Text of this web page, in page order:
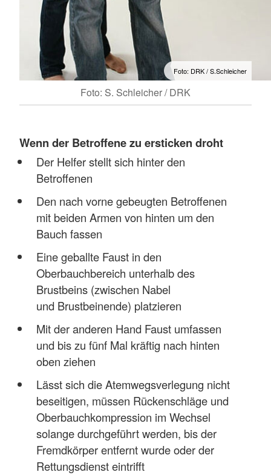
Foto: DRK / S.Schleicher
Foto: S. Schleicher / DRK
Wenn der Betroffene zu ersticken droht
Der Helfer stellt sich hinter den
Betroffenen
Den nach vorne gebeugten Betroffenen
mit beiden Armen von hinten um den
Bauch fassen
Eine geballte Faust in den
Oberbauchbereich unterhalb des
Brustbeins (zwischen Nabel
und Brustbeinende) platzieren
Mit der anderen Hand Faust umfassen
und bis zu fünf Mal kräftig nach hinten
oben ziehen
Lässt sich die Atemwegsverlegung nicht
beseitigen, müssen Rückenschläge und
Oberbauchkompression im Wechsel
solange durchgeführt werden, bis der
Fremdkörper entfernt wurde oder der
Rettungsdienst eintrifft